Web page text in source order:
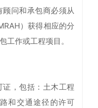
问和承包商必须从
）获得相应的分
工作或工程项目。
，包括：土木工程
和交通途径的许可